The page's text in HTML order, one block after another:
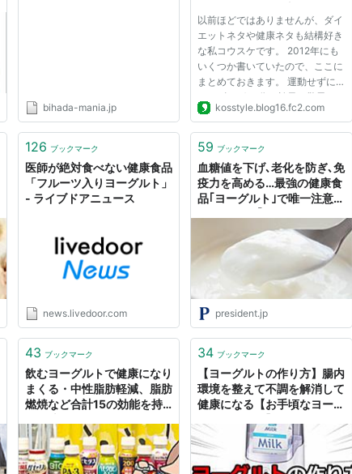
bihada-mania.jp
ルトレシピほか - ライフハッ
クブログKo's Style
以前ほどではありませんが、ダイ
エットネタや健康ネタも結構好き
な私コウスケです。 2012年にも
いくつか書いていたので、ここに
まとめておきます。 運動せずに
ジョギング20分の効果！驚異の
入浴法『中温反復浴』とは？運動
驚異の入浴法『中温反復浴』と
Style...
kosstyle.blog16.fc2.com
126 ブックマーク
医師が絶対食べない健康食品
「フルーツ入りヨーグルト」
- ライブドアニュース
news.livedoor.com
59 ブックマーク
血糖値を下げ､老化を防ぎ､免
疫力を高める…最強の健康食
品｢ヨーグルト｣で唯一注意す
ト｣は無糖プレーンでも避け
たほうがいい
president.jp
43 ブックマーク
飲むヨーグルトで健康になり
まくる・中性脂肪軽減、脂肪
燃焼など合計15の効能を持
34 ブックマーク
【ヨーグルトの作り方】腸内
環境を整えて不調を解消して
健康になる【お手頃なヨーグ